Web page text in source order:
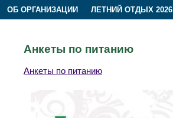
ОБ ОРГАНИЗАЦИИ ЛЕТНИЙ ОТДЫХ 2026
Анкеты по питанию
Анкеты по питанию